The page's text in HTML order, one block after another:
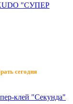
"СУПЕР
сегодня